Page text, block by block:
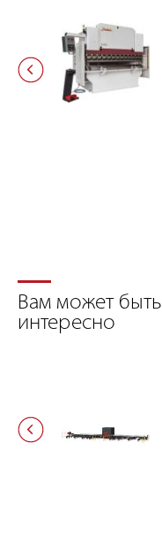
Вам может быть
интересно